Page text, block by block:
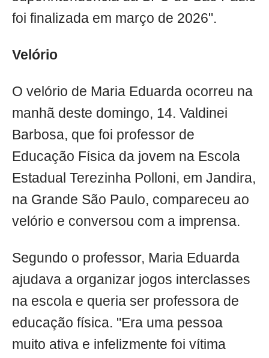
foi finalizada em março de 2026".
Velório
O velório de Maria Eduarda ocorreu na
manhã deste domingo, 14. Valdinei
Barbosa, que foi professor de
Educação Física da jovem na Escola
Estadual Terezinha Polloni, em Jandira,
na Grande São Paulo, compareceu ao
velório e conversou com a imprensa.
Segundo o professor, Maria Eduarda
ajudava a organizar jogos interclasses
na escola e queria ser professora de
educação física. "Era uma pessoa
muito ativa e infelizmente foi vítima